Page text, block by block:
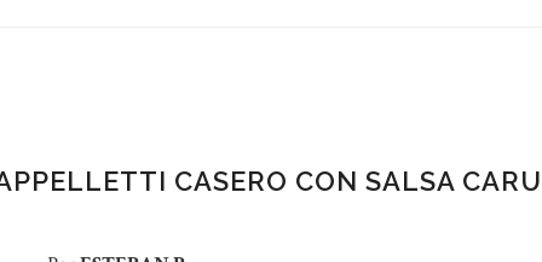
CASERO CON SALSA